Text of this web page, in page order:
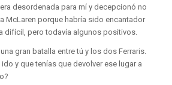
desordenada para mí y decepcionó no
McLaren porque habría sido encantador
difícil, pero todavía algunos positivos.
gran batalla entre tú y los dos Ferraris.
y que tenías que devolver ese lugar a